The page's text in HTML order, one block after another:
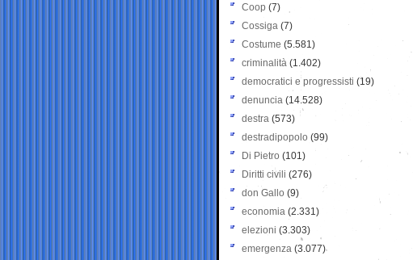
Coop (7)
Cossiga (7)
Costume (5.581)
criminalità (1.402)
democratici e progressisti (19)
denuncia (14.528)
destra (573)
destradipopolo (99)
Di Pietro (101)
Diritti civili (276)
don Gallo (9)
economia (2.331)
elezioni (3.303)
emergenza (3.077)